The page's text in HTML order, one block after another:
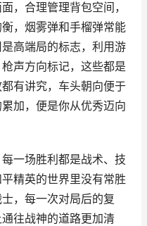
，合理管理背包空间，
，烟雾弹和手榴弹常能
高端局的标志，利用游
声方向标记，这些都是
有讲究，车头朝向便于
加，便是你从优秀迈向
一场胜利都是战术、技
精英的世界里没有常胜
，每一次对局后的复
往战神的道路更加清